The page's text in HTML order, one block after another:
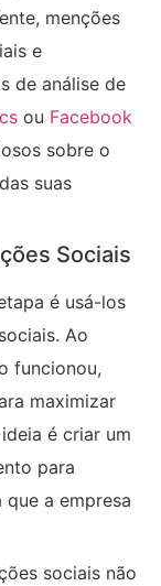
menções
e
de análise de
ou Facebook
sobre o
suas
Sociais
é usá-los
Ao
funcionou,
maximizar
é criar um
para
a empresa
sociais não